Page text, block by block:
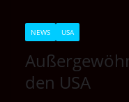
NEWS USA
den USA